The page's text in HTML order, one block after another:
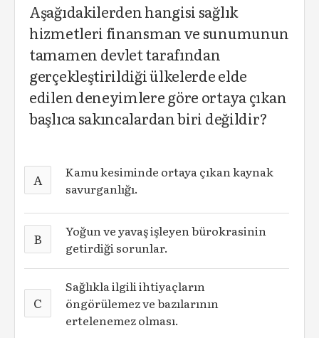
Aşağıdakilerden hangisi sağlık
hizmetleri finansman ve sunumunun
tamamen devlet tarafından
gerçekleştirildiği ülkelerde elde
edilen deneyimlere göre ortaya çıkan
başlıca sakıncalardan biri değildir?
A
Kamu kesiminde ortaya çıkan kaynak
savurganlığı.
B
Yoğun ve yavaş işleyen bürokrasinin
getirdiği sorunlar.
C
Sağlıkla ilgili ihtiyaçların
öngörülemez ve bazılarının
ertelenemez olması.